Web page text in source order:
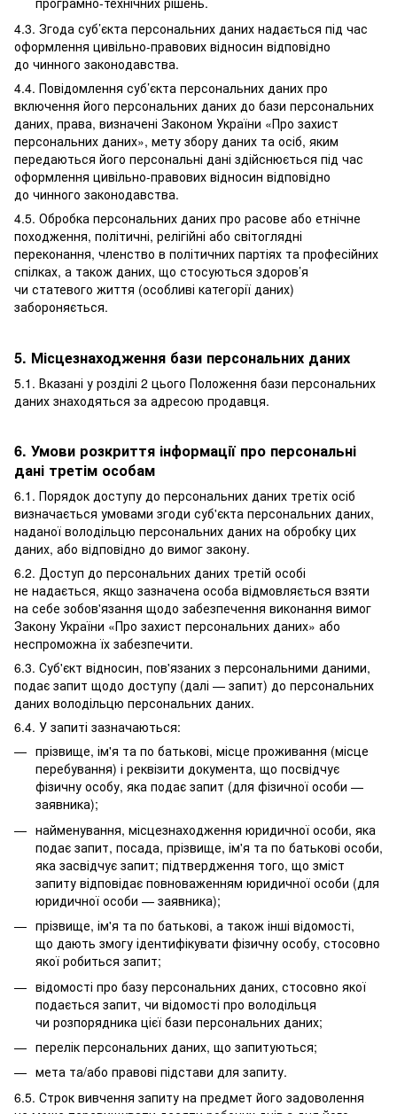
4.3. Згода суб’єкта персональних даних надається під час
оформлення цивільно-правових відносин відповідно
до чинного законодавства.
4.4. Повідомлення суб’єкта персональних даних про
включення його персональних даних до бази персональних
даних, права, визначені Законом України «Про захист
персональних даних», мету збору даних та осіб, яким
передаються його персональні дані здійснюється під час
оформлення цивільно-правових відносин відповідно
до чинного законодавства.
4.5. Обробка персональних даних про расове або етнічне
походження, політичні, релігійні або світоглядні
переконання, членство в політичних партіях та професійних
спілках, а також даних, що стосуються здоров’я
чи статевого життя (особливі категорії даних)
забороняється.
5. Місцезнаходження бази персональних даних
5.1. Вказані у розділі 2 цього Положення бази персональних
даних знаходяться за адресою продавця.
6. Умови розкриття інформації про персональні
дані третім особам
6.1. Порядок доступу до персональних даних третіх осіб
визначається умовами згоди суб'єкта персональних даних,
наданої володільцю персональних даних на обробку цих
даних, або відповідно до вимог закону.
6.2. Доступ до персональних даних третій особі
не надається, якщо зазначена особа відмовляється взяти
на себе зобов'язання щодо забезпечення виконання вимог
Закону України «Про захист персональних даних» або
неспроможна їх забезпечити.
6.3. Суб'єкт відносин, пов'язаних з персональними даними,
подає запит щодо доступу (далі — запит) до персональних
даних володільцю персональних даних.
6.4. У запиті зазначаються:
прізвище, ім'я та по батькові, місце проживання (місце
перебування) і реквізити документа, що посвідчує
фізичну особу, яка подає запит (для фізичної особи —
заявника);
найменування, місцезнаходження юридичної особи, яка
подає запит, посада, прізвище, ім'я та по батькові особи,
яка засвідчує запит; підтвердження того, що зміст
запиту відповідає повноваженням юридичної особи (для
юридичної особи — заявника);
прізвище, ім'я та по батькові, а також інші відомості,
що дають змогу ідентифікувати фізичну особу, стосовно
якої робиться запит;
відомості про базу персональних даних, стосовно якої
подається запит, чи відомості про володільця
чи розпорядника цієї бази персональних даних;
перелік персональних даних, що запитуються;
мета та/або правові підстави для запиту.
6.5. Строк вивчення запиту на предмет його задоволення